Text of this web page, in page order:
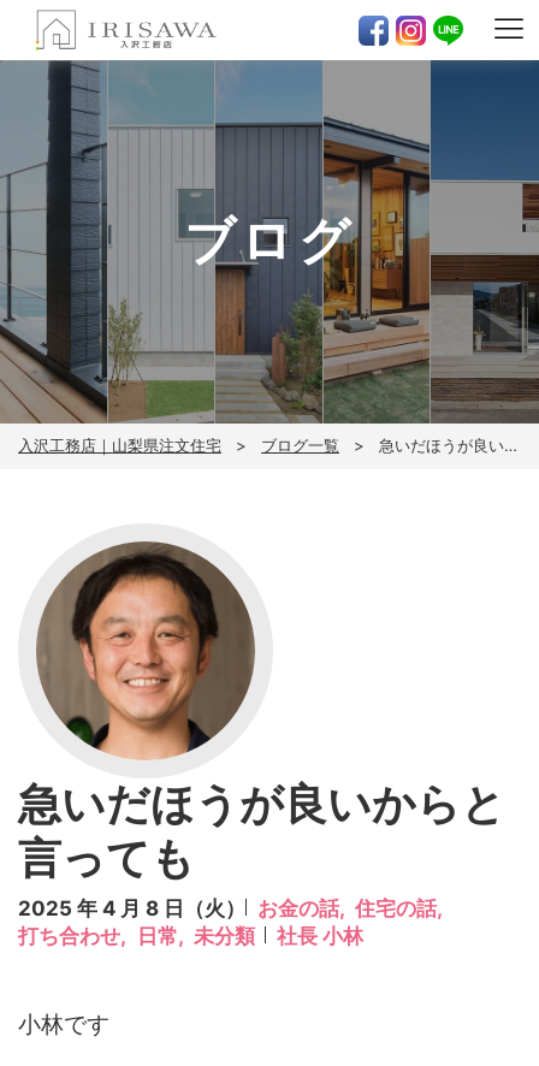
ブログ
入沢工務店｜山梨県注文住宅 ブログ一覧 急いだほうが良いからと言っても
急いだほうが良いからと
言っても
2025 年 4 月 8 日（火） お金の話, 住宅の話,
打ち合わせ,
日常, 未分類 社長 小林
小林です